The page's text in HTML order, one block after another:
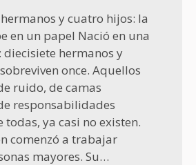
y cuatro hijos: la
en un papel Nació en una
hermanos y
once. Aquellos
ruido, de camas
responsabilidades
ya casi no existen.
comenzó a trabajar
mayores. Su…